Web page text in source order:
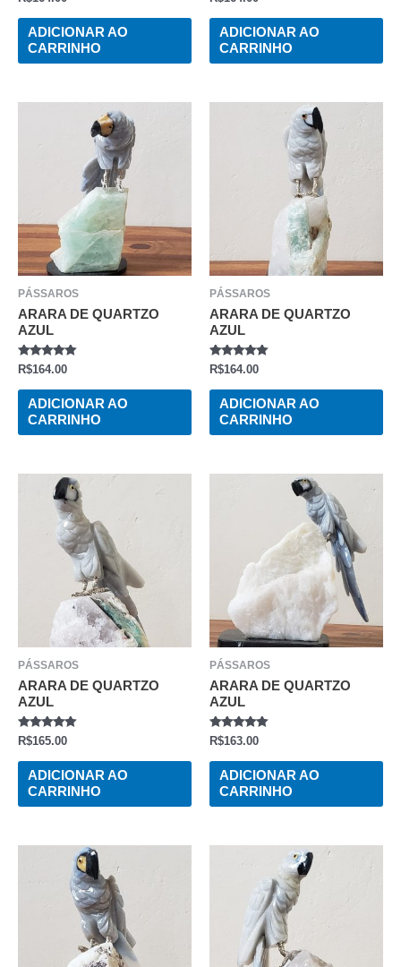
DE
ADICIONAR AO
CARRINHO
DE
ADICIONAR AO
CARRINHO
PÁSSAROS
ARARA DE QUARTZO
AZUL
AVALIAÇÃO
DE
R$164.00
ADICIONAR AO
CARRINHO
PÁSSAROS
ARARA DE QUARTZO
AZUL
AVALIAÇÃO
DE
R$164.00
ADICIONAR AO
CARRINHO
PÁSSAROS
ARARA DE QUARTZO
AZUL
AVALIAÇÃO
DE
R$165.00
ADICIONAR AO
CARRINHO
PÁSSAROS
ARARA DE QUARTZO
AZUL
AVALIAÇÃO
DE
R$163.00
ADICIONAR AO
CARRINHO